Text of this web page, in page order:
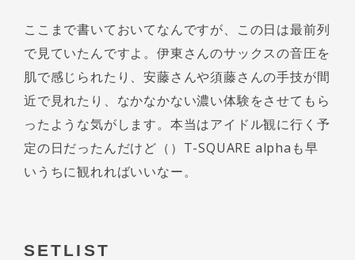
ここまで書いておいてなんですが、この日は最前列
で見ていたんですよ。伊東さんのサックスの音圧を
肌で感じられたり、安藤さんや須藤さんの手技が間
近で見れたり、なかなかない濃い体験をさせてもら
ったような気がします。本当はアイドル観に行く予
定の日だったんだけど（）T-SQUARE alphaも早
いうちに観れればいいなー。
SETLIST